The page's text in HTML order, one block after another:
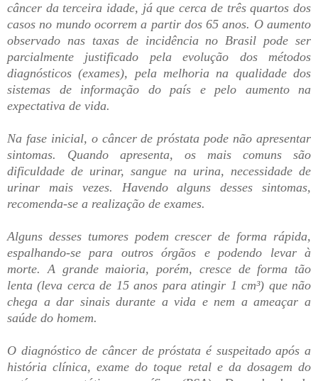
câncer da terceira idade, já que cerca de três quartos dos
casos no mundo ocorrem a partir dos 65 anos. O aumento
observado nas taxas de incidência no Brasil pode ser
parcialmente justificado pela evolução dos métodos
diagnósticos (exames), pela melhoria na qualidade dos
sistemas de informação do país e pelo aumento na
expectativa de vida.
Na fase inicial, o câncer de próstata pode não apresentar
sintomas. Quando apresenta, os mais comuns são
dificuldade de urinar, sangue na urina, necessidade de
urinar mais vezes. Havendo alguns desses sintomas,
recomenda-se a realização de exames.
Alguns desses tumores podem crescer de forma rápida,
espalhando-se para outros órgãos e podendo levar à
morte. A grande maioria, porém, cresce de forma tão
lenta (leva cerca de 15 anos para atingir 1 cm³) que não
chega a dar sinais durante a vida e nem a ameaçar a
saúde do homem.
O diagnóstico de câncer de próstata é suspeitado após a
história clínica, exame do toque retal e da dosagem do